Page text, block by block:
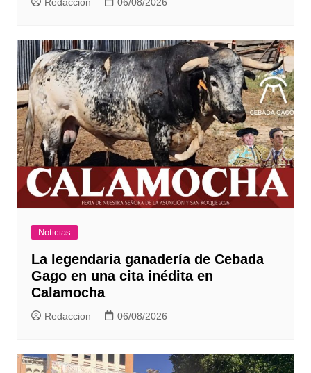
Noticias
La legendaria ganadería de Cebada
Gago en una cita inédita en
Calamocha
Redaccion 06/08/2026